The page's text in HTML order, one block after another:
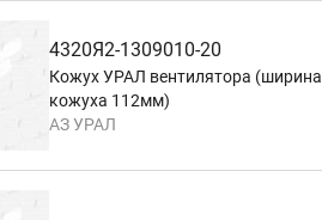
4320Я2-1309010-20
Кожух УРАЛ вентилятора (ширина
кожуха 112мм)
АЗ УРАЛ